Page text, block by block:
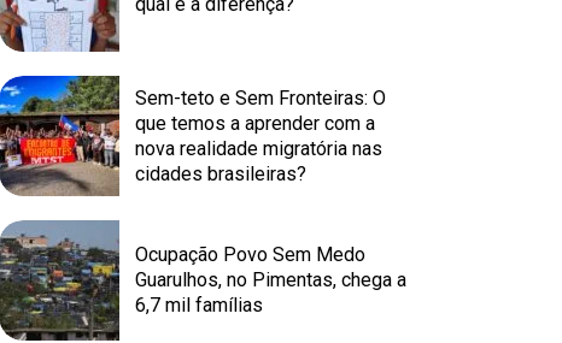
Sem-teto e Sem Fronteiras: O
que temos a aprender com a
nova realidade migratória nas
cidades brasileiras?
Ocupação Povo Sem Medo
Guarulhos, no Pimentas, chega a
6,7 mil famílias